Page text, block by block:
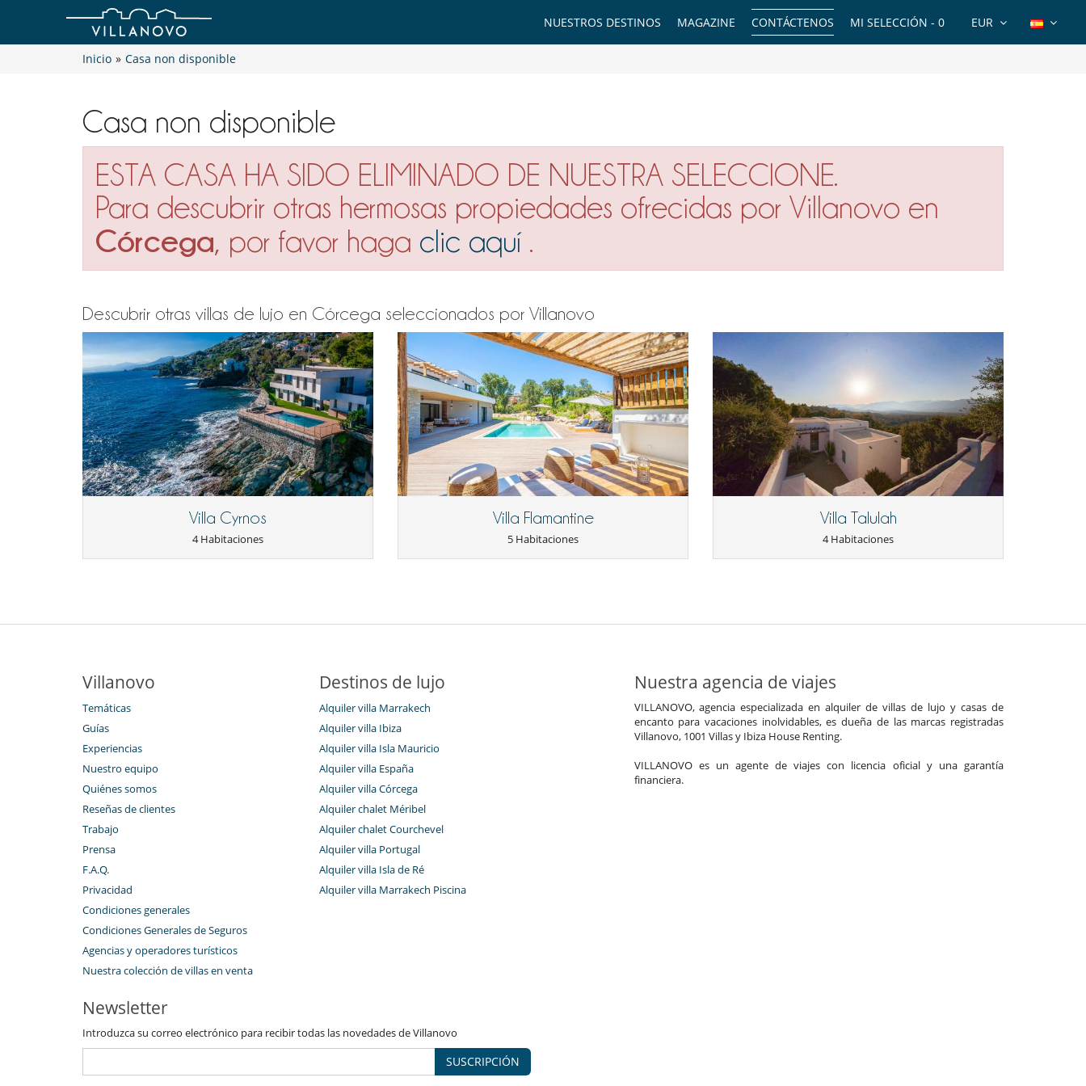
EUR
MI SELECCIÓN - 0
CONTÁCTENOS
MAGAZINE
NUESTROS DESTINOS
Inicio » Casa non disponible
Casa non disponible
ESTA CASA HA SIDO ELIMINADO DE NUESTRA SELECCIONE.
Para descubrir otras hermosas propiedades ofrecidas por Villanovo en
Córcega, por favor haga clic aquí.
Descubrir otras villas de lujo en Córcega seleccionados por Villanovo
Villa Cyrnos
4 Habitaciones
Villa Flamantine
5 Habitaciones
Villa Talulah
4 Habitaciones
Villanovo
Temáticas
Guías
Experiencias
Nuestro equipo
Quiénes somos
Reseñas de clientes
Trabajo
Prensa
F.A.Q.
Privacidad
Condiciones generales
Condiciones Generales de Seguros
Agencias y operadores turísticos
Nuestra colección de villas en venta
Destinos de lujo
Alquiler villa Marrakech
Alquiler villa Ibiza
Alquiler villa Isla Mauricio
Alquiler villa España
Alquiler villa Córcega
Alquiler chalet Méribel
Alquiler chalet Courchevel
Alquiler villa Portugal
Alquiler villa Isla de Ré
Alquiler villa Marrakech Piscina
Nuestra agencia de viajes
VILLANOVO, agencia especializada en alquiler de villas de lujo y casas de
encanto para vacaciones inolvidables, es dueña de las marcas registradas
Villanovo, 1001 Villas y Ibiza House Renting.
VILLANOVO es un agente de viajes con licencia oficial y una garantía
financiera.
Newsletter
Introduzca su correo electrónico para recibir todas las novedades de Villanovo
SUSCRIPCIÓN